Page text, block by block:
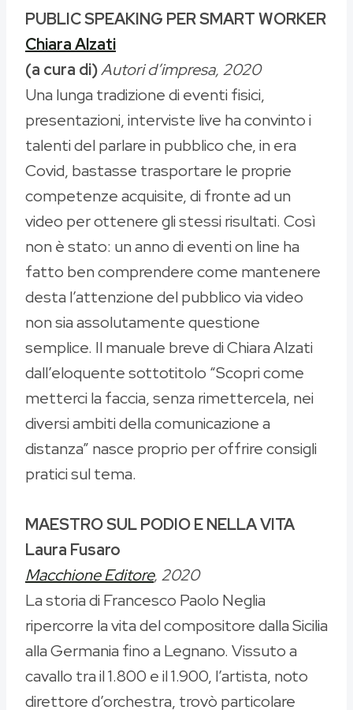
PUBLIC SPEAKING PER SMART WORKER
Chiara Alzati
(a cura di)Autori d’impresa, 2020
Una lunga tradizione di eventi fisici,
presentazioni, interviste live ha convinto i
talenti del parlare in pubblico che, in era
Covid, bastasse trasportare le proprie
competenze acquisite, di fronte ad un
video per ottenere gli stessi risultati. Così
non è stato: un anno di eventi on line ha
fatto ben comprendere come mantenere
desta l’attenzione del pubblico via video
non sia assolutamente questione
semplice. Il manuale breve di Chiara Alzati
dall’eloquente sottotitolo “Scopri come
metterci la faccia, senza rimettercela, nei
diversi ambiti della comunicazione a
distanza” nasce proprio per offrire consigli
pratici sul tema.
MAESTRO SUL PODIO E NELLA VITA
Laura Fusaro
Macchione Editore, 2020
La storia di Francesco Paolo Neglia
ripercorre la vita del compositore dalla Sicilia
alla Germania fino a Legnano. Vissuto a
cavallo tra il 1.800 e il 1.900, l’artista, noto
direttore d’orchestra, trovò particolare